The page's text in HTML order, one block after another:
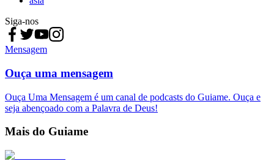
Siga-nos
Mensagem
Ouça uma mensagem
Ouça Uma Mensagem é um canal de podcasts do Guiame. Ouça e
seja abençoado com a Palavra de Deus!
Mais do Guiame